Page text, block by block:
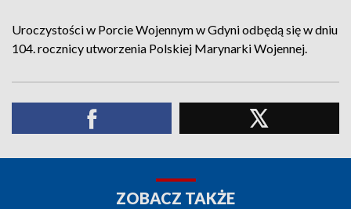
Uroczystości w Porcie Wojennym w Gdyni odbędą się w dniu
104. rocznicy utworzenia Polskiej Marynarki Wojennej.
ZOBACZ TAKŻE